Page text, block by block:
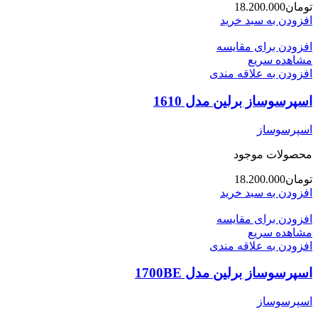
تومان18.200.000
افزودن به سبد خرید
افزودن برای مقایسه
مشاهده سریع
افزودن به علاقه مندی
اسپرسوساز برلین مدل 1610
اسپرسوساز
محصولات موجود
تومان18.200.000
افزودن به سبد خرید
افزودن برای مقایسه
مشاهده سریع
افزودن به علاقه مندی
اسپرسوساز برلین مدل 1700BE
اسپرسوساز